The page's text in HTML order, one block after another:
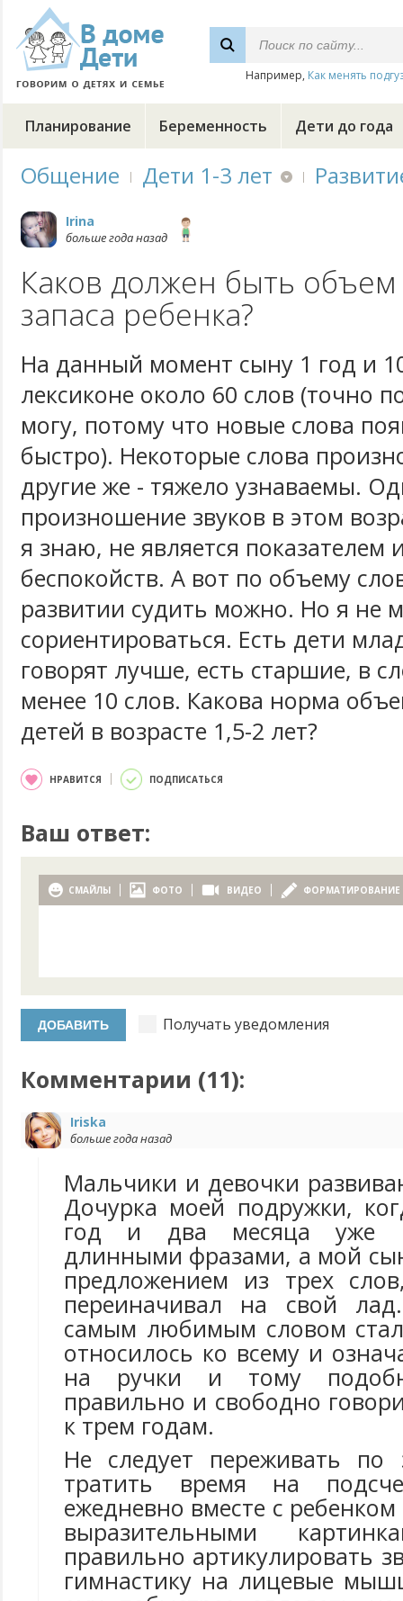
Например, Как менять
Планирование Беременность Дети до года
Общение Дети 1-3 лет
Irina
больше года назад
Каков должен быть
запаса ребенка?
На данный момент сыну 1 год и
лексиконе около 60 слов (точно
могу, потому что новые слова
быстро). Некоторые слова
другие же - тяжело узнаваемы.
произношение звуков в этом
я знаю, не является показателем
беспокойств. А вот по объему
развитии судить можно. Но я не
сориентироваться. Есть дети
говорят лучше, есть старшие, в
менее 10 слов. Какова норма
детей в возрасте 1,5-2 лет?
НРАВИТСЯ ПОДПИСАТЬСЯ
Ваш ответ:
СМАЙЛЫ ФОТО ВИДЕО ФОРМАТИРОВАНИЕ
Получать уведомления
Комментарии (11):
Iriska
больше года назад
Мальчики и девочки
Дочурка моей подружки,
год и два месяца уже
длинными фразами, а мой
предложением из трех
переиначивал на свой
самым любимым словом
относилось ко всему и
на ручки и тому
правильно и свободно
к трем годам.
Не следует переживать
тратить время на
ежедневно вместе с
выразительными
правильно артикулировать
гимнастику на лицевые